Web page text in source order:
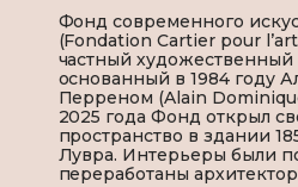
Фонд современного
(Fondation Cartier pour
частный
основанный в 1984 году
Перреном (Alain
2025 года Фонд открыл
пространство в здании
Лувра. Интерьеры были
переработаны